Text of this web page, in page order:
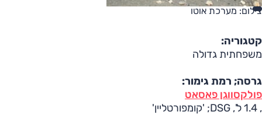
צילום: מערכת אוטו
קטגוריה:
משפחתית גדולה
גרסה; רמת גימור:
פולקסווגן פאסאט
, 1.4 ל', DSG; 'קומפורטליין'